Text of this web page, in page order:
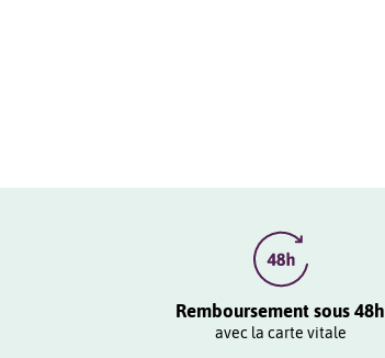
Remboursement sous 48h
avec la carte vitale